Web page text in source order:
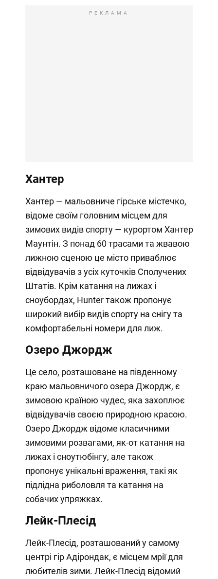
РЕКЛАМА
Хантер
Хантер — мальовниче гірське містечко,
відоме своїм головним місцем для
зимових видів спорту — курортом Хантер
Маунтін. З понад 60 трасами та жвавою
лижною сценою це місто приваблює
відвідувачів з усіх куточків Сполучених
Штатів. Крім катання на лижах і
сноубордах, Hunter також пропонує
широкий вибір видів спорту на снігу та
комфортабельні номери для лиж.
Озеро Джордж
Це село, розташоване на південному
краю мальовничого озера Джордж, є
зимовою країною чудес, яка захоплює
відвідувачів своєю природною красою.
Озеро Джордж відоме класичними
зимовими розвагами, як-от катання на
лижах і сноутюбінгу, але також
пропонує унікальні враження, такі як
підлідна риболовля та катання на
собачих упряжках.
Лейк-Плесід
Лейк-Плесід, розташований у самому
центрі гір Адірондак, є місцем мрії для
любителів зими. Лейк-Плесід відомий